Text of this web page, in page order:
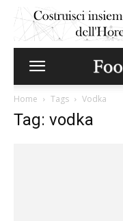
Home Tags Vodka
Tag: vodka